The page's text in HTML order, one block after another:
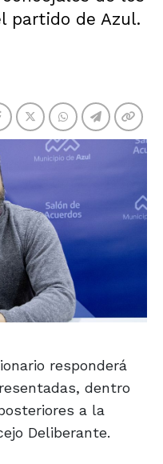
partido de Azul.
responderá
dentro
a la
Deliberante.